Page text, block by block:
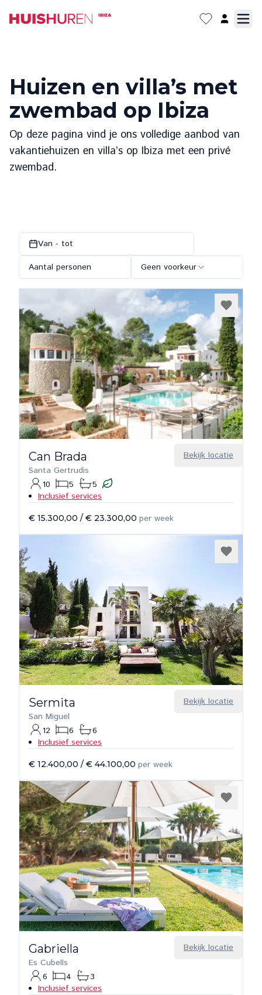
Huizen en villa’s met
zwembad op Ibiza
Op deze pagina vind je ons volledige aanbod van
vakantiehuizen en villa’s op Ibiza met een privé
zwembad.
Van - tot
Aantal personen
Geen voorkeur
Bekijk locatie
Can Brada
Santa Gertrudis
10
5
5
Inclusief services
€ 15.300,00 / € 23.300,00 per week
Bekijk locatie
Sermita
San Miguel
12
6
6
Inclusief services
€ 12.400,00 / € 44.100,00 per week
Bekijk locatie
Gabriella
Es Cubells
6
4
3
Inclusief services